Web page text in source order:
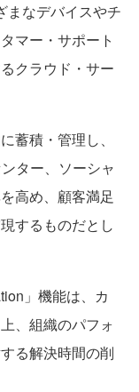
なデバイスやチ
マー・サポート
クラウド・サー
蓄積・管理し、
ター、ソーシャ
高め、顧客満足
するものだとし
」機能は、カ
、組織のパフォ
る解決時間の削